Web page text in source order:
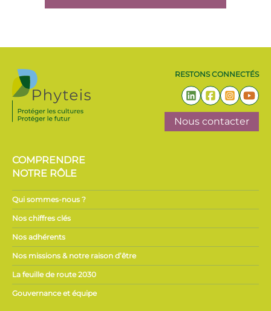
RESTONS CONNECTÉS
Nous contacter
COMPRENDRE
NOTRE RÔLE
Qui sommes-nous ?
Nos chiffres clés
Nos adhérents
Nos missions & notre raison d’être
La feuille de route 2030
Gouvernance et équipe